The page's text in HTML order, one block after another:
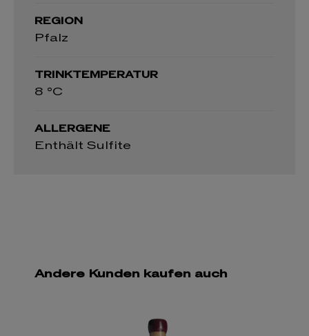
REGION
Pfalz
TRINKTEMPERATUR
8 °C
ALLERGENE
Enthält Sulfite
Andere Kunden kaufen auch